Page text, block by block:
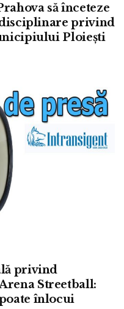
să înceteze
privind
Ploiești
privind
Streetball:
înlocui